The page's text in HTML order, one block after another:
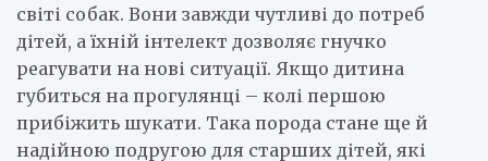
світі собак. Вони завжди чутливі до потреб
дітей, а їхній інтелект дозволяє гнучко
реагувати на нові ситуації. Якщо дитина
губиться на прогулянці – колі першою
прибіжить шукати. Така порода стане ще й
надійною подругою для старших дітей, які